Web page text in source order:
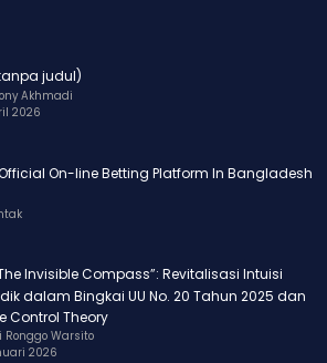
judul)
Akhmadi
2026
On-line Betting Platform In Bangladesh
Invisible Compass”: Revitalisasi Intuisi
dalam Bingkai UU No. 20 Tahun 2025 dan
Control Theory
Ronggo Warsito
2026